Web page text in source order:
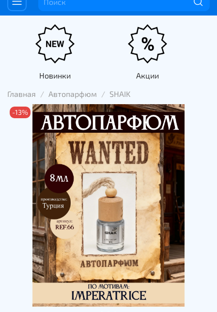
Новинки Акции
Главная
Автопарфюм SHAIK
-13%